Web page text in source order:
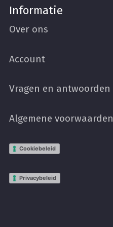
Informatie
Over ons
Account
Vragen en antwoorden
Algemene voorwaarden
Cookiebeleid
Privacybeleid